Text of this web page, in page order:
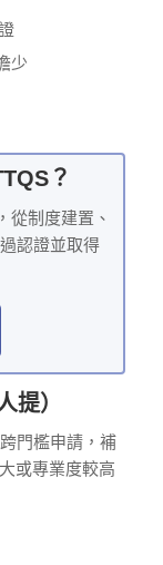
少
？
從制度建置、
認證並取得
提）
門檻申請，補
或專業度較高